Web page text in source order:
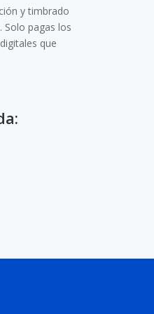
y timbrado
Solo pagas los
que